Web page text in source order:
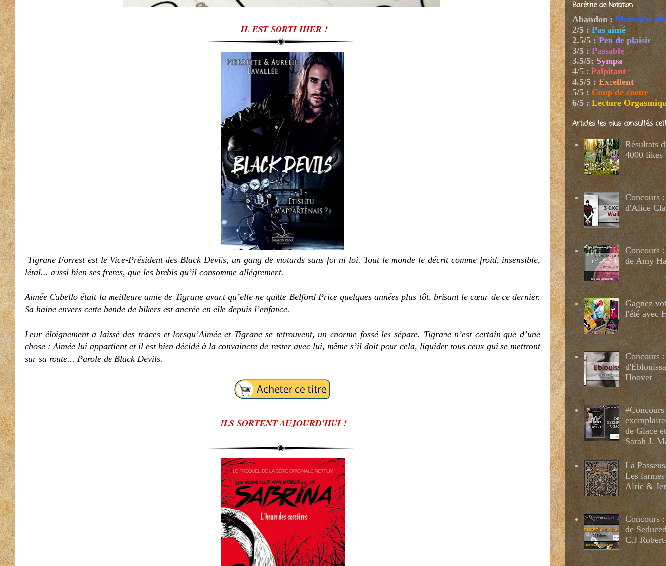
IL EST SORTI HIER !
Tigrane Forrest est le Vice-Président des Black Devils, un gang de motards sans foi ni loi. Tout le monde le décrit comme froid, insensible,
létal... aussi bien ses frères, que les brebis qu’il consomme allégrement.
Aimée Cabello était la meilleure amie de Tigrane avant qu’elle ne quitte Belford Price quelques années plus tôt, brisant le cœur de ce dernier.
Sa haine envers cette bande de bikers est ancrée en elle depuis l’enfance.
Leur éloignement a laissé des traces et lorsqu’Aimée et Tigrane se retrouvent, un énorme fossé les sépare. Tigrane n’est certain que d’une
chose : Aimée lui appartient et il est bien décidé à la convaincre de rester avec lui, même s’il doit pour cela, liquider tous ceux qui se mettront
sur sa route... Parole de Black Devils.
ILS SORTENT AUJOURD'HUI !
Barème de Notation
Abandon : Mauvaise
2/5 : Pas aimé
2.5/5 : Peu de plaisir
3/5 : Passable
3.5/5: Sympa
4/5 : Palpitant
4.5/5 : Excellent
5/5 : Coup de coeur
6/5: Lecture
Articles les plus consultés
Résultats
4000 likes
Concours
d'Alice
Concours
de Amy
Gagnez
l'été avec
Concours
Hoover
de Glace
Sarah J.
La
Les
Alric &
Concours
de
C.J